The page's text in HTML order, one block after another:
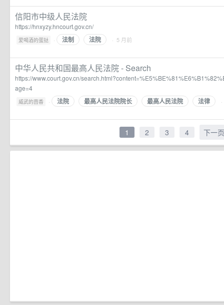
信阳市中级人民法院
https://hnxyzy.hncourt.gov.cn/
爱喝酒的蛋挞 · 法制 法院 · 5 月前
中华人民共和国最高人民法院 - Search
https://www.court.gov.cn/
age=4
威武的茴香 · 法院 最高人民法院院长 最高人民法院 法律
1 2 3 4 下一页